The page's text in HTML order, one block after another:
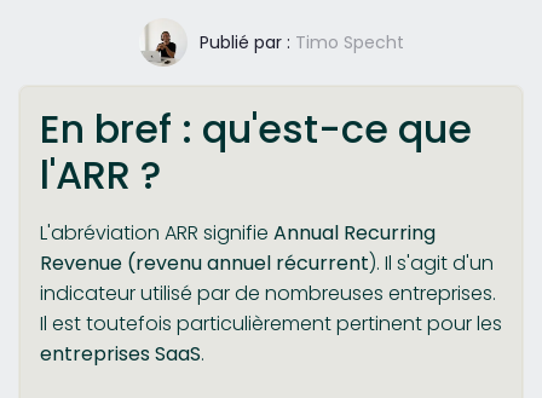
Publié par : Timo Specht
En bref : qu'est-ce que
l'ARR ?
L'abréviation ARR signifie Annual Recurring
Revenue (revenu annuel récurrent). Il s'agit d'un
indicateur utilisé par de nombreuses entreprises.
Il est toutefois particulièrement pertinent pour les
entreprises SaaS.